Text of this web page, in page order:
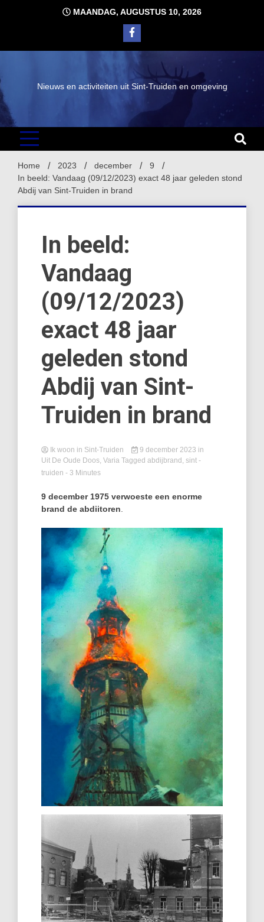
MAANDAG, AUGUSTUS 10, 2026
Nieuws en activiteiten uit Sint-Truiden en omgeving
Home 2023 december
9
In beeld: Vandaag (09/12/2023) exact 48 jaar geleden stond
Abdij van Sint-Truiden in brand
In beeld:
Vandaag
(09/12/2023)
exact 48 jaar
geleden stond
Abdij van Sint-
Truiden in brand
Ik woon in Sint-Truiden 9 december 2023 in
Uit De Oude Doos, Varia Tagged abdijbrand , sint -
truiden - 3 Minutes
9 december 1975 verwoeste een enorme
brand de abdiitoren